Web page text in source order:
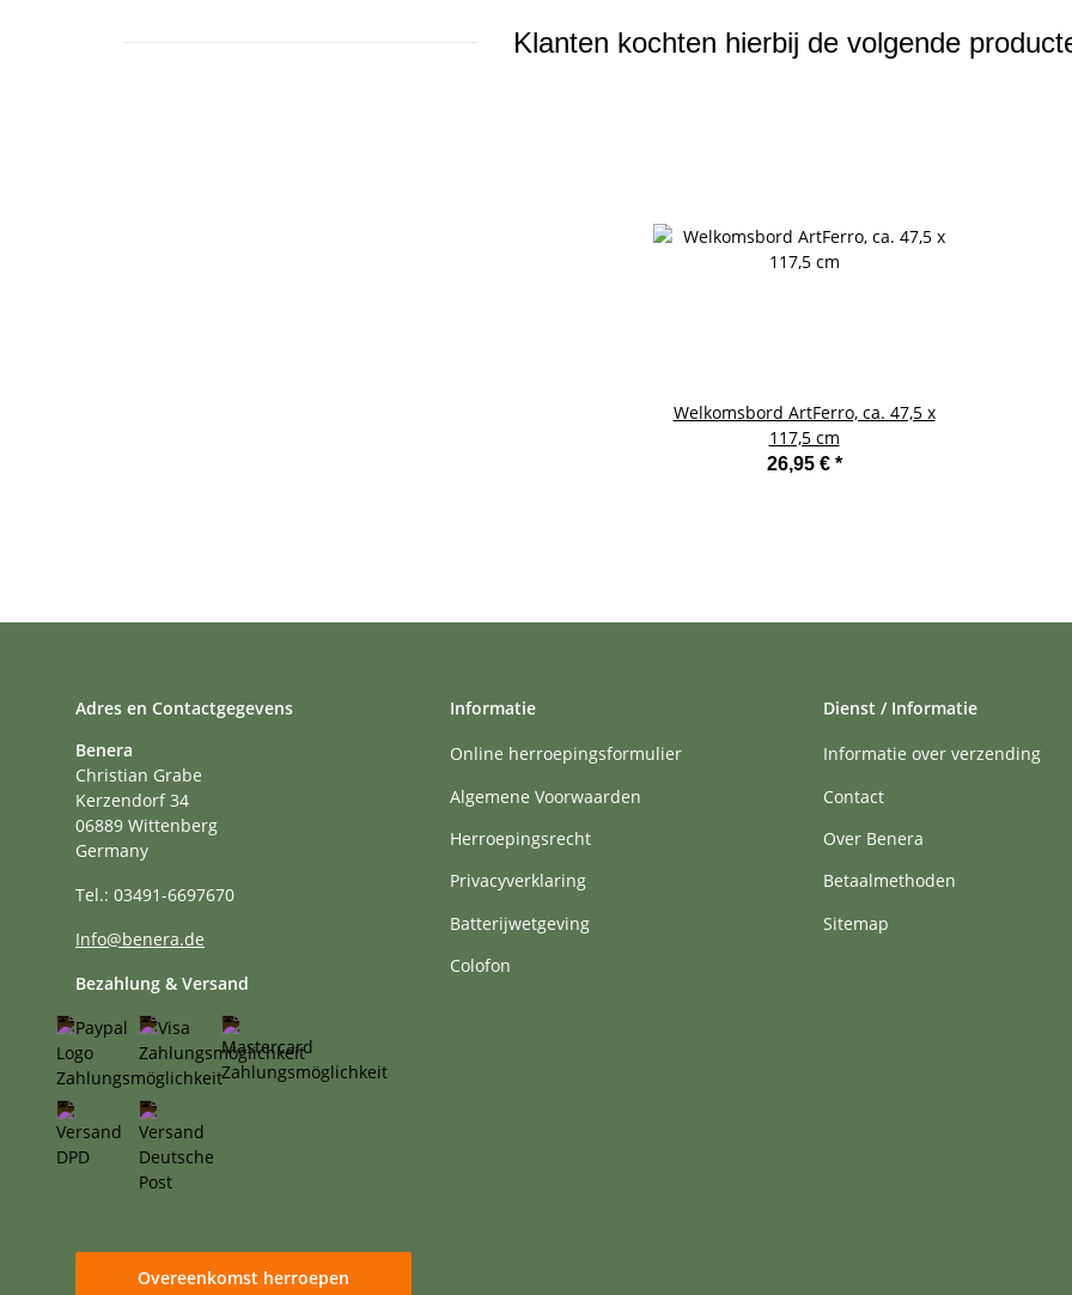
Klanten kochten hierbij de volgende
Welkomsbord ArtFerro, ca. 47,5 x
117,5 cm
26,95 € *
Adres en Contactgegevens
Benera
Christian Grabe
Kerzendorf 34
06889 Wittenberg
Germany
Tel.: 03491-6697670
Info@benera.de
Bezahlung & Versand
Informatie
Online herroepingsformulier
Algemene Voorwaarden
Herroepingsrecht
Privacyverklaring
Batterijwetgeving
Colofon
Dienst / Informatie
Informatie over verzending
Contact
Over Benera
Betaalmethoden
Sitemap
Overeenkomst herroepen